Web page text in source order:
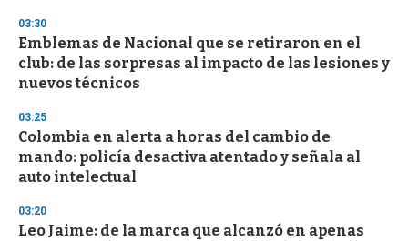
03:30
Emblemas de Nacional que se retiraron en el
club: de las sorpresas al impacto de las lesiones y
nuevos técnicos
03:25
Colombia en alerta a horas del cambio de
mando: policía desactiva atentado y señala al
auto intelectual
03:20
Leo Jaime: de la marca que alcanzó en apenas